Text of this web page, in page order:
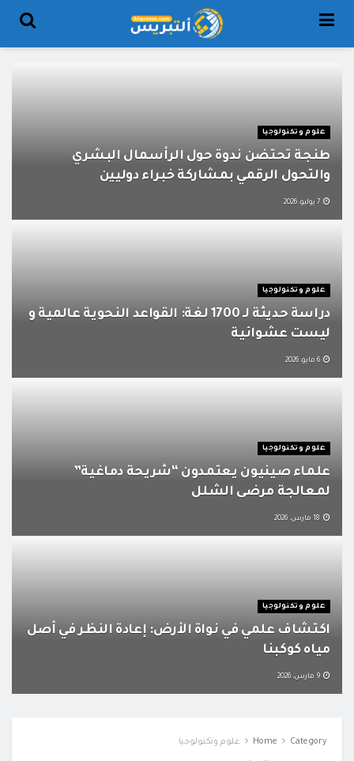
علوم وتكنولوجيا
طنجة تحتضن ندوة حول الرأسمال البشري
والتحول الرقمي بمشاركة خبراء دوليين
علوم وتكنولوجيا
دراسة حديثة لـ 1700 لغة: القواعد النحوية عالمية و
ليست عشوائية
علوم وتكنولوجيا
علماء صينيون يعتمدون “شريحة دماغية”
لمعالجة مرضى الشلل
علوم وتكنولوجيا
اكتشاف علمي في نواة الأرض: إعادة النظر في أصل
مياه كوكبنا
Home Category علوم وتكنولوجيا